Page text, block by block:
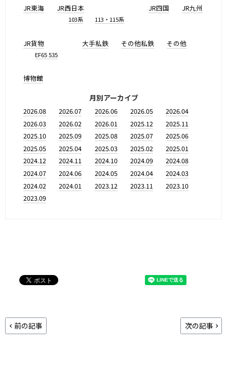
JR東海 JR西日本
103系 113・115系
JR四国 JR九州
JR貨物
EF65 535
大手私鉄 その他私鉄 その他
博物館
月別アーカイブ
2026.08 2026.07 2026.06 2026.05
2026.04
2026.03
2026.02 2026.01 2025.12
2025.11
2025.10
2025.09 2025.08 2025.07
2025.06
2025.05
2025.04 2025.03 2025.02
2025.01
2024.12
2024.11 2024.10 2024.09
2024.08
2024.07
2024.06 2024.05 2024.04
2024.03
2024.02
2024.01 2023.12 2023.11
2023.10
2023.09
前の記事 次の記事